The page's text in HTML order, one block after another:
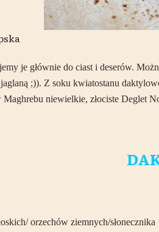
je głównie do ciast i deserów.
;)). Z soku kwiatostanu
niewielkie, złociste Deglet
orzechów ziemnych/słonecznika